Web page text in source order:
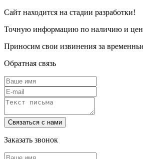
Сайт находится на стадии разработки!
Точную информацию по наличию и
Приносим свои извинения за
Обратная связь
Заказать звонок